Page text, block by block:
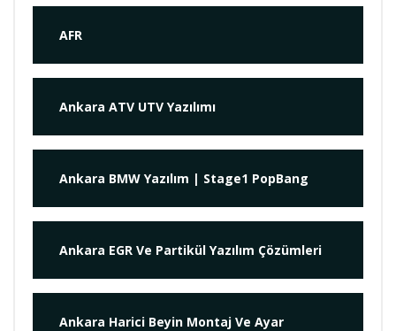
AFR
Ankara ATV UTV Yazılımı
Ankara BMW Yazılım | Stage1 PopBang
Ankara EGR Ve Partikül Yazılım Çözümleri
Ankara Harici Beyin Montaj Ve Ayar